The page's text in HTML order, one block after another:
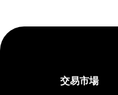
交易市場